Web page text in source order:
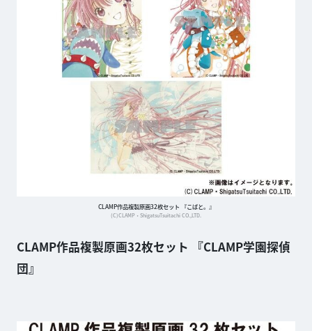
CLAMP作品複製原画32枚セット 『こばと。』
(C)CLAMP・ShigatsuTsuitachi CO.,LTD.
CLAMP作品複製原画32枚セット 『CLAMP学園探偵
団』